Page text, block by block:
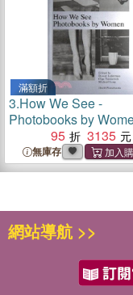
滿額折
3.How We See -
Photobooks by
95
3135
無庫存
網站導航 >>